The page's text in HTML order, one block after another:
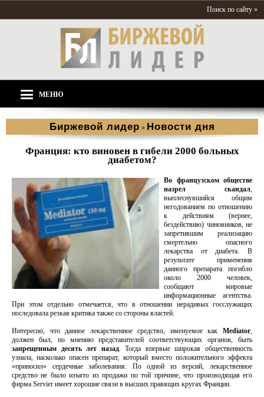
Поиск по сайту »
МЕНЮ
Биржевой лидер » Новости дня
Франция: кто виновен в гибели 2000 больных
диабетом?
Во французском обществе
назрел скандал,
выплеснувшийся общим
негодованием по отношению
к действиям (вернее,
бездействию) чиновников, не
запретившим реализацию
смертельно опасного
лекарства от диабета. В
результате применения
данного препарата погибло
около 2000 человек,
сообщают мировые
информационные агентства.
При этом отдельно отмечается, что в отношении нерадивых госслужащих
последовала резкая критика также со стороны властей.
Интересно, что данное лекарственное средство, именуемое как Mediator,
должен был, по мнению представителей соответствующих органов, быть
запрещенным десять лет назад. Тогда впервые широкая общественность
узнала, насколько опасен препарат, который вместо положительного эффекта
«приносил» сердечные заболевания. По одной из версий, лекарственное
средство не было изъято из продажи по той причине, что производящая его
фирма Servier имеет хорошие связи в высших правящих кругах Франции.